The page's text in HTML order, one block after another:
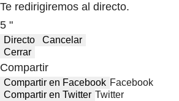
Te redirigiremos al directo.
5 "
Directo
Cancelar
Cerrar
Compartir
Compartir en Facebook Facebook
Compartir en Twitter Twitter